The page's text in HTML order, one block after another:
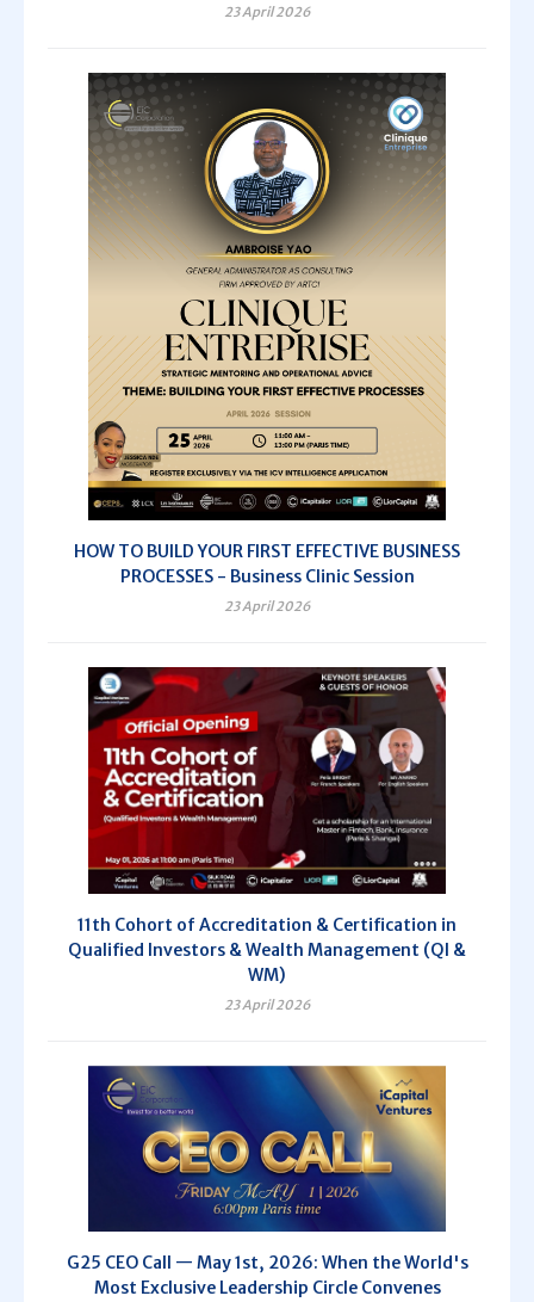
23 April 2026
HOW TO BUILD YOUR FIRST EFFECTIVE BUSINESS
PROCESSES - Business Clinic Session
23 April 2026
11th Cohort of Accreditation & Certification in
Qualified Investors & Wealth Management (QI &
WM)
23 April 2026
G25 CEO Call — May 1st, 2026: When the World's
Most Exclusive Leadership Circle Convenes